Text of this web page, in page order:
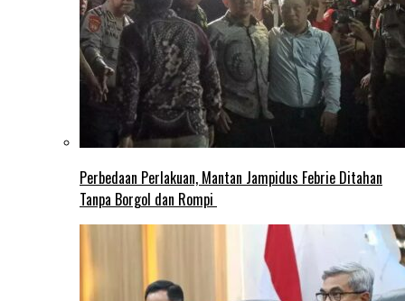
Perbedaan Perlakuan, Mantan Jampidus Febrie Ditahan
Tanpa Borgol dan Rompi